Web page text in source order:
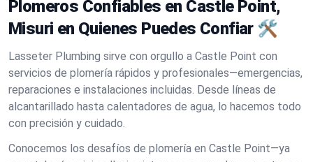
Plomeros Confiables en Castle Point,
Misuri en Quienes Puedes Confiar 🛠️
Lasseter Plumbing sirve con orgullo a Castle Point con
servicios de plomería rápidos y profesionales—emergencias,
reparaciones e instalaciones incluidas. Desde líneas de
alcantarillado hasta calentadores de agua, lo hacemos todo
con precisión y cuidado.
Conocemos los desafíos de plomería en Castle Point—ya